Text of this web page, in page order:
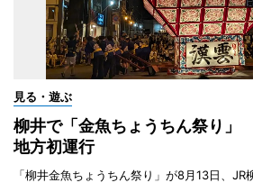
見る・遊ぶ
柳井で「金魚ちょうちん祭り
地方初運行
「柳井金魚ちょうちん祭り」が8月13日、